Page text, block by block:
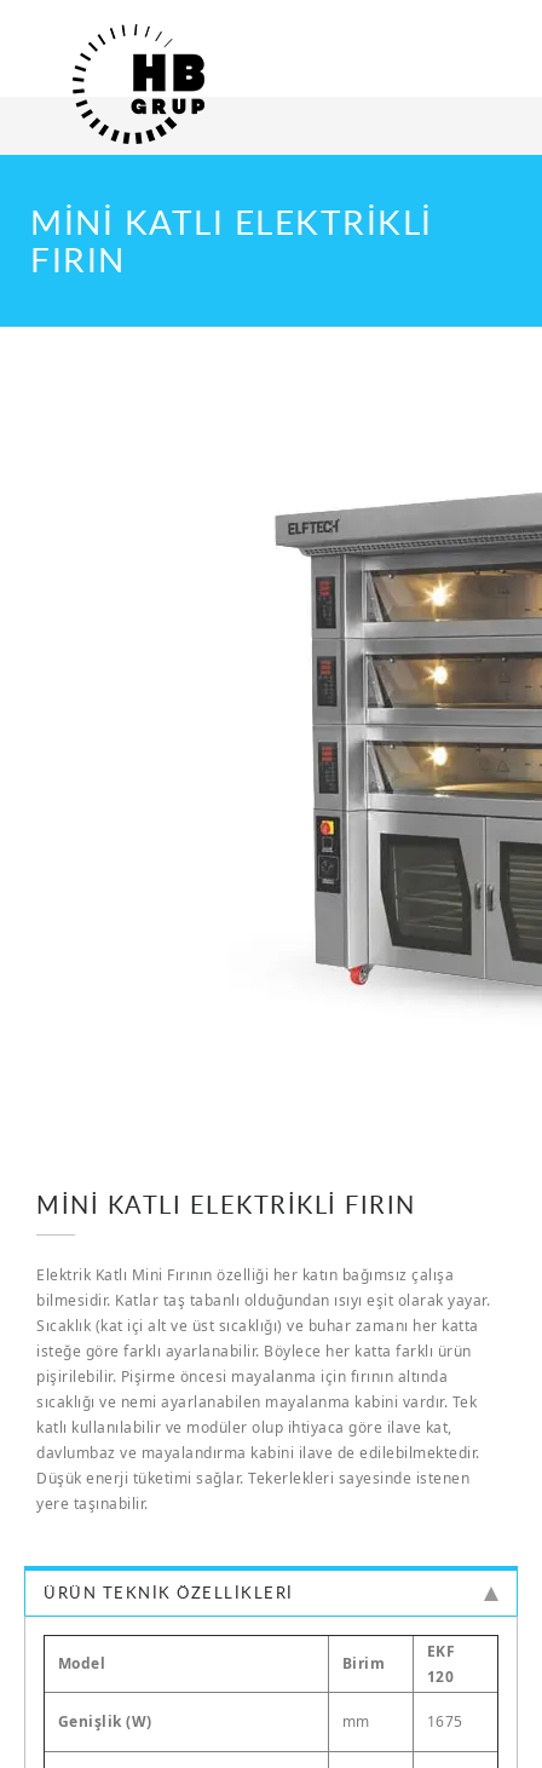
MINI KATLI ELEKTRIKLI
FIRIN
MINI KATLI ELEKTRIKLI FIRIN
Elektrik Katlı Mini Fırının özelliği her katın bağımsız çalışa
bilmesidir. Katlar taş tabanlı olduğundan ısıyı eşit olarak yayar.
Sıcaklık (kat içi alt ve üst sıcaklığı) ve buhar zamanı her katta
isteğe göre farklı ayarlanabilir. Böylece her katta farklı ürün
pişirilebilir. Pişirme öncesi mayalanma için fırının altında
sıcaklığı ve nemi ayarlanabilen mayalanma kabini vardır. Tek
katlı kullanılabilir ve modüler olup ihtiyaca göre ilave kat,
davlumbaz ve mayalandırma kabini ilave de edilebilmektedir.
Düşük enerji tüketimi sağlar. Tekerlekleri sayesinde istenen
yere taşınabilir.
ÜRÜN TEKNIK ÖZELLIKLERI
Model Birim
EKF
120
Genişlik (W) mm 1675